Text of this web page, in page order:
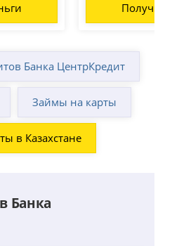
Банка ЦентрКредит
Займы на карты
в Казахстане
Банка